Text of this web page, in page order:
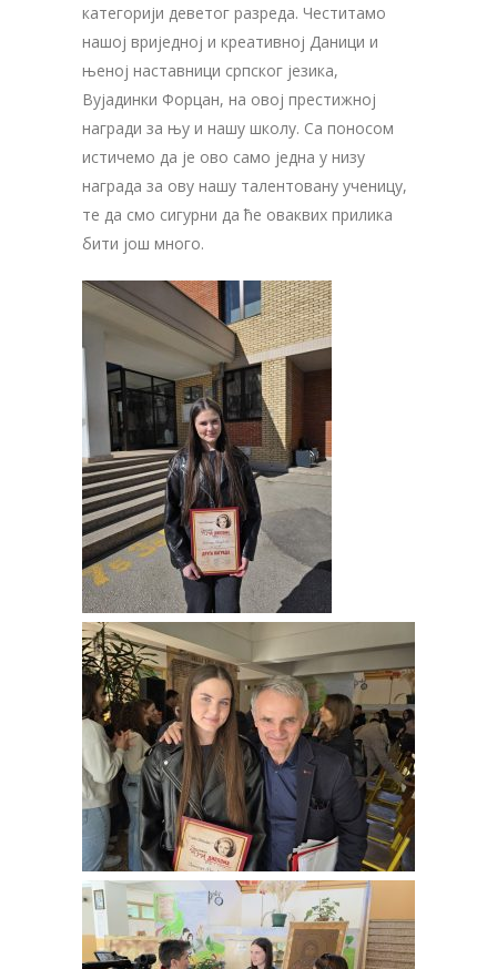
категорији деветог разреда. Честитамо
нашој вриједној и креативној Даници и
њеној наставници српског језика,
Вујадинки Форцан, на овој престижној
награди за њу и нашу школу. Са поносом
истичемо да је ово само једна у низу
награда за ову нашу талентовану ученицу,
те да смо сигурни да ће оваквих прилика
бити још много.